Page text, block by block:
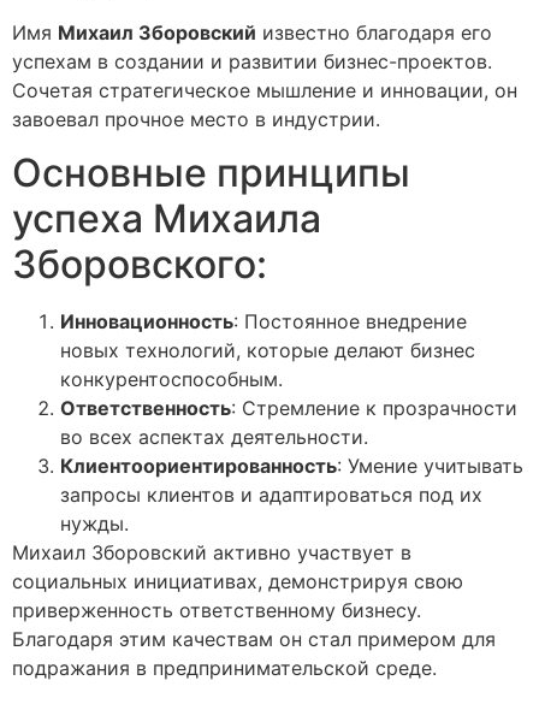
Имя Михаил Зборовский известно благодаря его
успехам в создании и развитии бизнес-проектов.
Сочетая стратегическое мышление и инновации, он
завоевал прочное место в индустрии.
Основные принципы
успеха Михаила
Зборовского:
Инновационность: Постоянное внедрение
новых технологий, которые делают бизнес
конкурентоспособным.
Ответственность: Стремление к прозрачности
во всех аспектах деятельности.
Клиентоориентированность: Умение учитывать
запросы клиентов и адаптироваться под их
нужды.
Михаил Зборовский активно участвует в
социальных инициативах, демонстрируя свою
приверженность ответственному бизнесу.
Благодаря этим качествам он стал примером для
подражания в предпринимательской среде.